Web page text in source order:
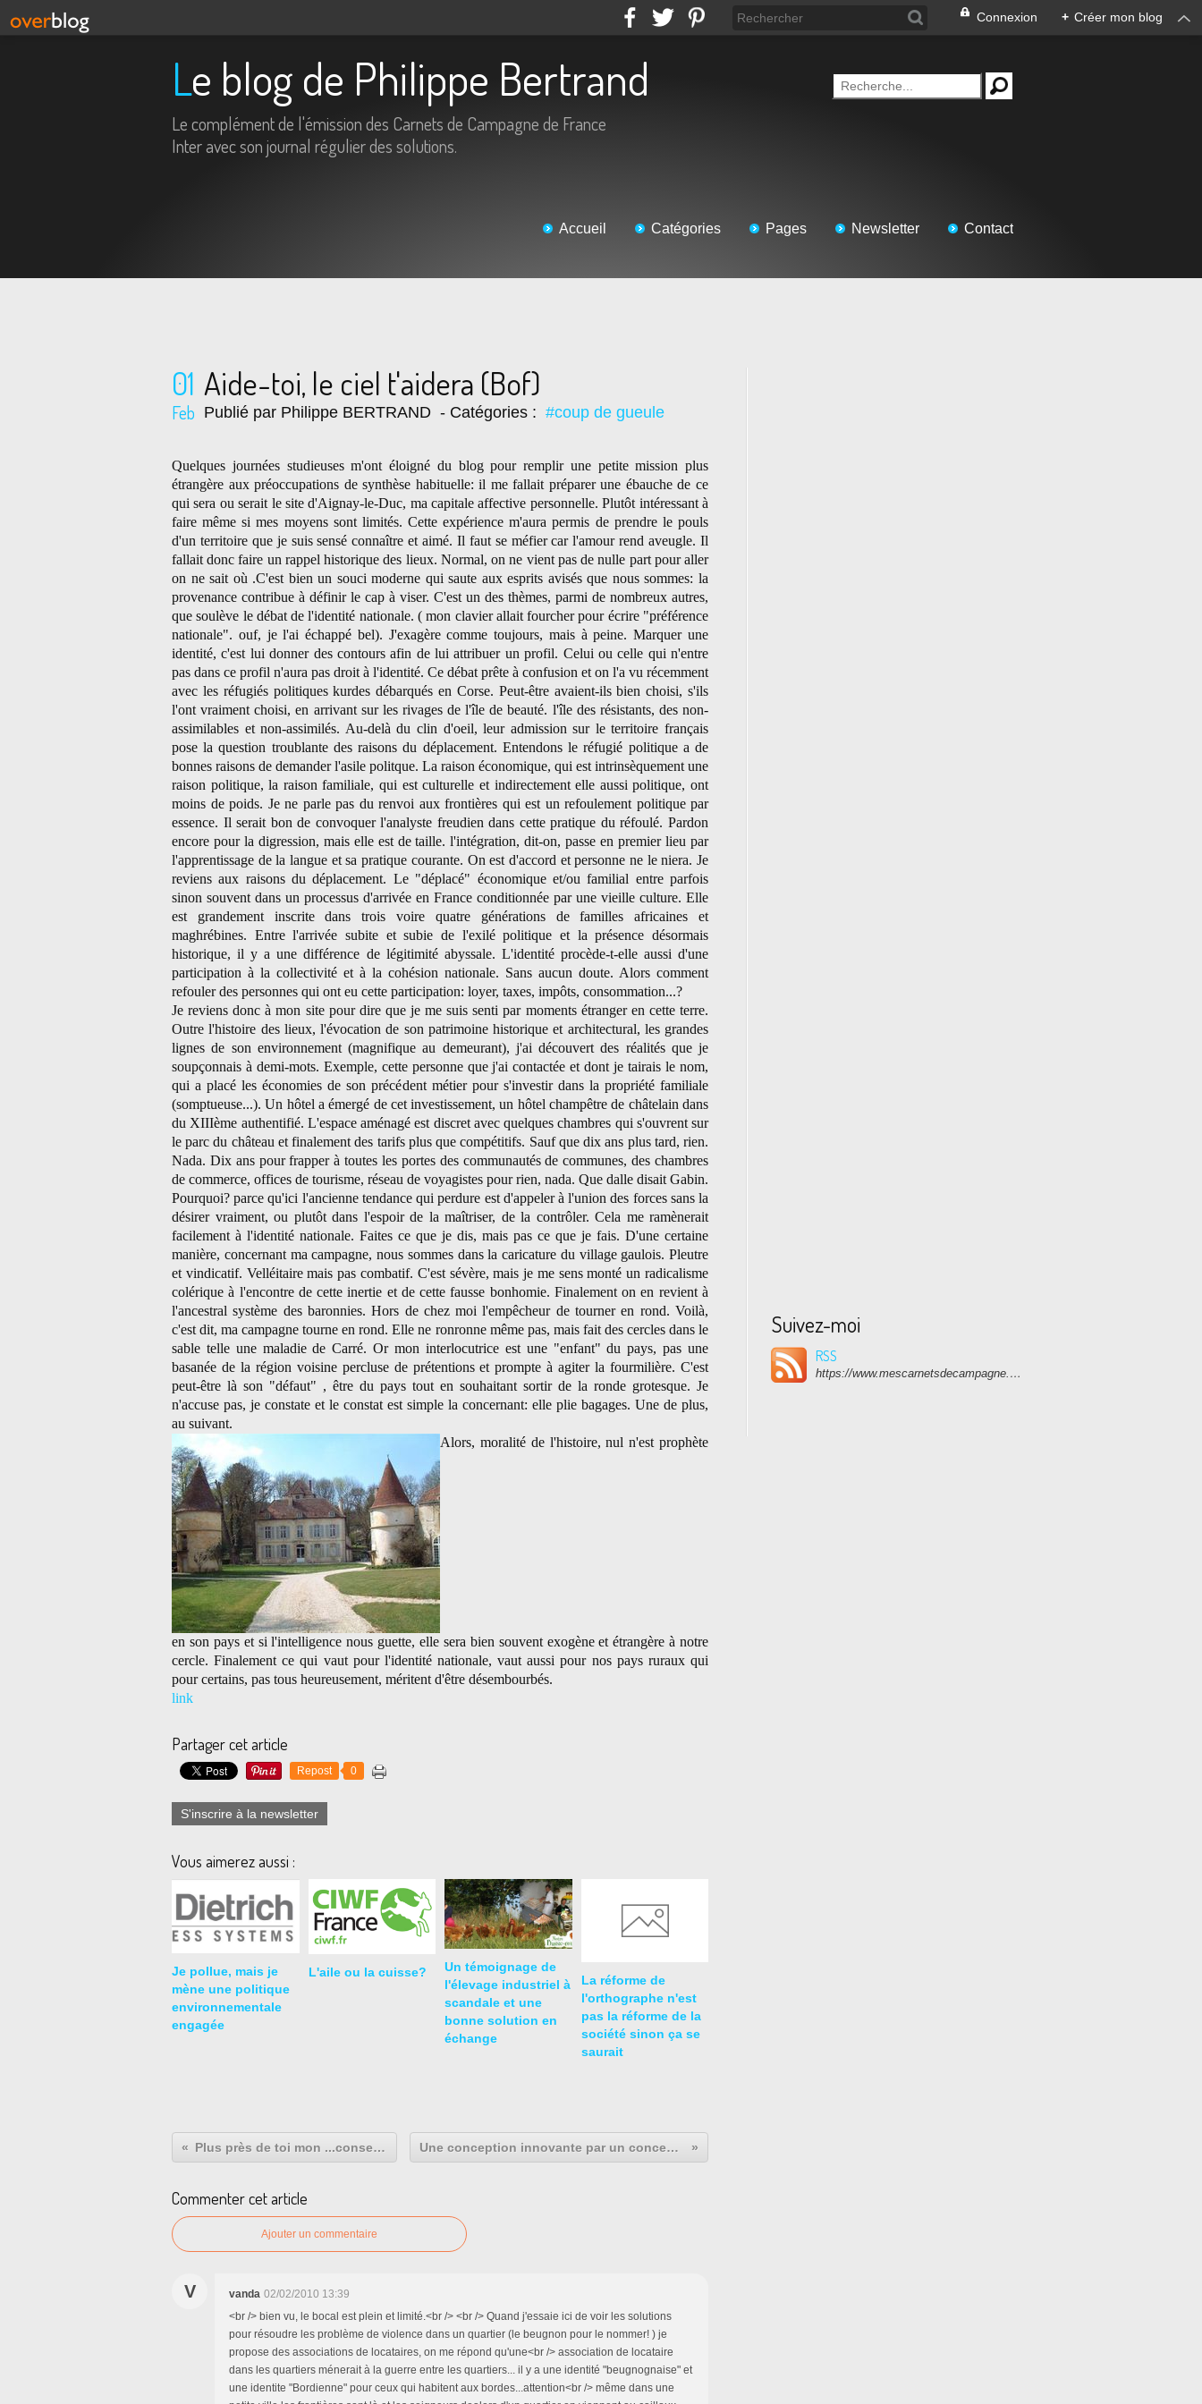
Connexion + Créer mon blog
Le blog de Philippe Bertrand
Le complément de l'émission des Carnets de Campagne de France
Inter avec son journal régulier des solutions.
Accueil Catégories Pages Newsletter Contact
01
Feb
Aide-toi, le ciel t'aidera (Bof)
Publié par Philippe BERTRAND - Catégories : #coup de gueule
Quelques journées studieuses m'ont éloigné du blog pour remplir une petite mission plus
étrangère aux préoccupations de synthèse habituelle: il me fallait préparer une ébauche de ce
qui sera ou serait le site d'Aignay-le-Duc, ma capitale affective personnelle. Plutôt intéressant à
faire même si mes moyens sont limités. Cette expérience m'aura permis de prendre le pouls
d'un territoire que je suis sensé connaître et aimé. Il faut se méfier car l'amour rend aveugle. Il
fallait donc faire un rappel historique des lieux. Normal, on ne vient pas de nulle part pour aller
on ne sait où .C'est bien un souci moderne qui saute aux esprits avisés que nous sommes: la
provenance contribue à définir le cap à viser. C'est un des thèmes, parmi de nombreux autres,
que soulève le débat de l'identité nationale. ( mon clavier allait fourcher pour écrire "préférence
nationale". ouf, je l'ai échappé bel). J'exagère comme toujours, mais à peine. Marquer une
identité, c'est lui donner des contours afin de lui attribuer un profil. Celui ou celle qui n'entre
pas dans ce profil n'aura pas droit à l'identité. Ce débat prête à confusion et on l'a vu récemment
avec les réfugiés politiques kurdes débarqués en Corse. Peut-être avaient-ils bien choisi, s'ils
l'ont vraiment choisi, en arrivant sur les rivages de l'île de beauté. l'île des résistants, des non-
assimilables et non-assimilés. Au-delà du clin d'oeil, leur admission sur le territoire français
pose la question troublante des raisons du déplacement. Entendons le réfugié politique a de
bonnes raisons de demander l'asile politque. La raison économique, qui est intrinsèquement une
raison politique, la raison familiale, qui est culturelle et indirectement elle aussi politique, ont
moins de poids. Je ne parle pas du renvoi aux frontières qui est un refoulement politique par
essence. Il serait bon de convoquer l'analyste freudien dans cette pratique du réfoulé. Pardon
encore pour la digression, mais elle est de taille. l'intégration, dit-on, passe en premier lieu par
l'apprentissage de la langue et sa pratique courante. On est d'accord et personne ne le niera. Je
reviens aux raisons du déplacement. Le "déplacé" économique et/ou familial entre parfois
sinon souvent dans un processus d'arrivée en France conditionnée par une vieille culture. Elle
est grandement inscrite dans trois voire quatre générations de familles africaines et
maghrébines. Entre l'arrivée subite et subie de l'exilé politique et la présence désormais
historique, il y a une différence de légitimité abyssale. L'identité procède-t-elle aussi d'une
participation à la collectivité et à la cohésion nationale. Sans aucun doute. Alors comment
refouler des personnes qui ont eu cette participation: loyer, taxes, impôts, consommation...?
Je reviens donc à mon site pour dire que je me suis senti par moments étranger en cette terre.
Outre l'histoire des lieux, l'évocation de son patrimoine historique et architectural, les grandes
lignes de son environnement (magnifique au demeurant), j'ai découvert des réalités que je
soupçonnais à demi-mots. Exemple, cette personne que j'ai contactée et dont je tairais le nom,
qui a placé les économies de son précédent métier pour s'investir dans la propriété familiale
(somptueuse...). Un hôtel a émergé de cet investissement, un hôtel champêtre de châtelain dans
du XIIIème authentifié. L'espace aménagé est discret avec quelques chambres qui s'ouvrent sur
le parc du château et finalement des tarifs plus que compétitifs. Sauf que dix ans plus tard, rien.
Nada. Dix ans pour frapper à toutes les portes des communautés de communes, des chambres
de commerce, offices de tourisme, réseau de voyagistes pour rien, nada. Que dalle disait Gabin.
Pourquoi? parce qu'ici l'ancienne tendance qui perdure est d'appeler à l'union des forces sans la
désirer vraiment, ou plutôt dans l'espoir de la maîtriser, de la contrôler. Cela me ramènerait
facilement à l'identité nationale. Faites ce que je dis, mais pas ce que je fais. D'une certaine
manière, concernant ma campagne, nous sommes dans la caricature du village gaulois. Pleutre
et vindicatif. Velléitaire mais pas combatif. C'est sévère, mais je me sens monté un radicalisme
colérique à l'encontre de cette inertie et de cette fausse bonhomie. Finalement on en revient à
l'ancestral système des baronnies. Hors de chez moi l'empêcheur de tourner en rond. Voilà,
c'est dit, ma campagne tourne en rond. Elle ne ronronne même pas, mais fait des cercles dans le
sable telle une maladie de Carré. Or mon interlocutrice est une "enfant" du pays, pas une
basanée de la région voisine percluse de prétentions et prompte à agiter la fourmilière. C'est
peut-être là son "défaut" , être du pays tout en souhaitant sortir de la ronde grotesque. Je
n'accuse pas, je constate et le constat est simple la concernant: elle plie bagages. Une de plus,
au suivant.
Alors, moralité de l'histoire, nul n'est prophète
en son pays et si l'intelligence nous guette, elle sera bien souvent exogène et étrangère à notre
cercle. Finalement ce qui vaut pour l'identité nationale, vaut aussi pour nos pays ruraux qui
pour certains, pas tous heureusement, méritent d'être désembourbés.
link
Partager cet article
Repost 0
S'inscrire à la newsletter
Vous aimerez aussi :
Je pollue, mais je
mène une politique
environnementale
engagée
L'aile ou la cuisse?
Un témoignage de
l'élevage industriel à
scandale et une
bonne solution en
échange
La réforme de
l'orthographe n'est
pas la réforme de la
société sinon ça se
saurait
Plus près de toi mon ...conseil municipal. Une conception innovante par un concepteur intelligent.
Commenter cet article
Ajouter un commentaire
V vanda 02/02/2010 13:39
<br /> bien vu, le bocal est plein et limité.<br /> <br /> Quand j'essaie ici de voir les solutions
pour résoudre les problème de violence dans un quartier (le beugnon pour le nommer! ) je
propose des associations de locataires, on me répond qu'une<br /> association de locataire
dans les quartiers ménerait à la guerre entre les quartiers... il y a une identité "beugnognaise" et
une identite "Bordienne" pour ceux qui habitent aux bordes...attention<br /> même dans une
Suivez-moi
RSS
https://www.mescarnetsdecampagne.com/rss